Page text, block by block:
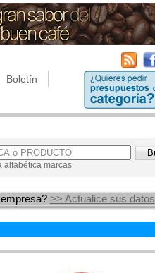
Boletín
alfabética marcas
>> Actualice sus datos